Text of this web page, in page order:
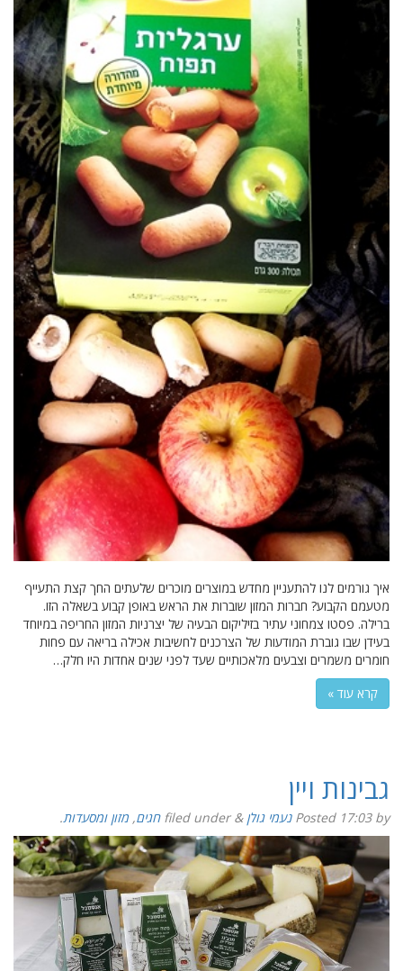
איך גורמים לנו להתעניין מחדש במוצרים מוכרים שלעתים החך קצת התעייף
מטעמם הקבוע? חברות המזון שוברות את הראש באופן קבוע בשאלה הזו.
ברילה. פסטו צמחוני עתיר בזיליקום הבעיה של יצרניות המזון החריפה במיוחד
בעידן שבו גוברת המודעות של הצרכנים לחשיבות אכילה בריאה עם פחות
חומרים משמרים וצבעים מלאכותיים שעד לפני שנים אחדות היו חלק…
קרא עוד »
גבינות ויין
Posted 17:03by נעמי גולן &
filed under חגים, מזון ומסעדות.